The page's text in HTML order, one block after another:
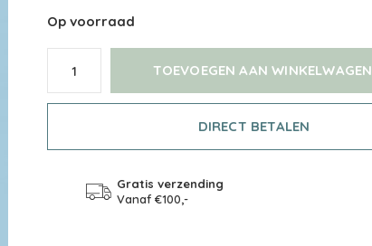
Op voorraad
TOEVOEGEN AAN WINKELWAGEN
DIRECT BETALEN
Gratis verzending
Vanaf €100,-